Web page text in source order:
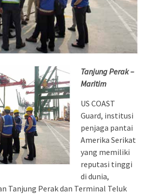
Tanjung Perak –
Maritim
US COAST
Guard, institusi
penjaga pantai
Amerika Serikat
yang memiliki
reputasi tinggi
di dunia,
Tanjung Perak dan Terminal Teluk